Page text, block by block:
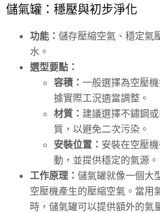
儲氣罐：穩壓與初步淨化
功能： 儲存壓縮空氣、穩定氣
水。
選型要點：
容積： 一般選擇為空壓
據實際工況適當調整。
材質： 建議選擇不鏽鋼
質，以避免二次污染。
安裝位置： 安裝在空壓
動，並提供穩定的氣源。
工作原理： 儲氣罐就像一個大
空壓機產生的壓縮空氣。當用
時，儲氣罐可以提供額外的氣